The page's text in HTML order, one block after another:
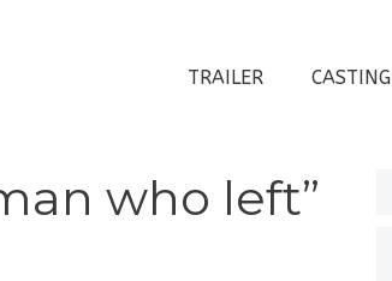
TRAILER CASTING
who left”